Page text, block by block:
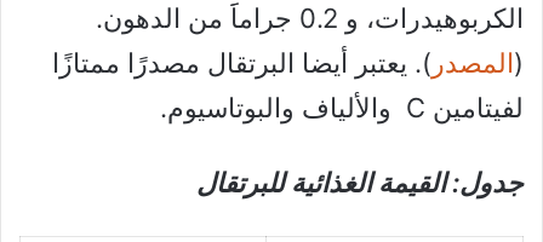
الكربوهيدرات، و 0.2 جراماََ من الدهون.
(المصدر ). يعتبر أيضا البرتقال مصدرًا ممتازًا
لفيتامين C والألياف والبوتاسيوم.
جدول: القيمة الغذائية للبرتقال